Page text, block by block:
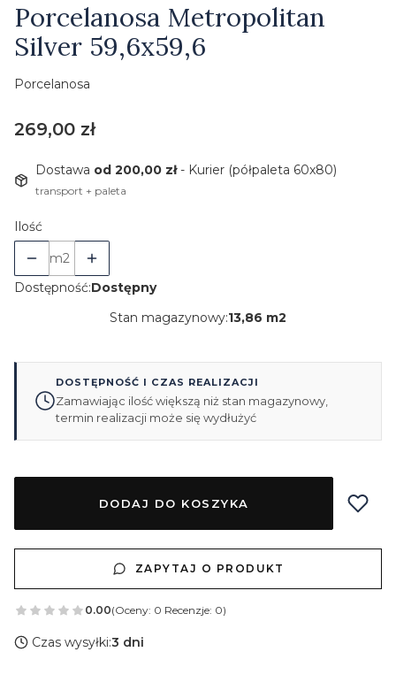
Porcelanosa Metropolitan
Silver 59,6x59,6
Porcelanosa
Cena
269,00 zł
Dostawa od 200,00 zł- Kurier (półpaleta 60x80)
transport + paleta
Ilość
m2
Dostępność:Dostępny
Stan magazynowy:13,86 m2
DOSTĘPNOŚĆ I CZAS REALIZACJI
Zamawiając ilość większą niż stan magazynowy,
termin realizacji może się wydłużyć
DODAJ DO KOSZYKA
ZAPYTAJ O PRODUKT
0.00(Oceny: 0 Recenzje: 0)
Czas wysyłki:3 dni